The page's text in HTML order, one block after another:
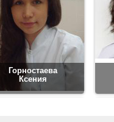
Горностаева
Ксения